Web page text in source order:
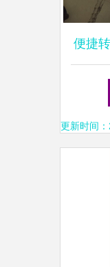
便捷
折叠
更新时间